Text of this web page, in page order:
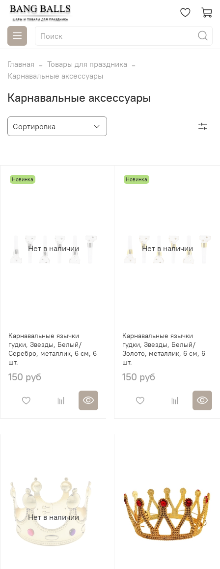
Главная
Товары для праздника
Карнавальные аксессуары
Карнавальные аксессуары
Нет в наличии
Новинка
Карнавальные язычки
гудки, Звезды, Белый/
Серебро, металлик, 6 см, 6
шт.
150 руб
Нет в наличии
Новинка
Карнавальные язычки
гудки, Звезды, Белый/
Золото, металлик, 6 см, 6
шт.
150 руб
Нет в наличии